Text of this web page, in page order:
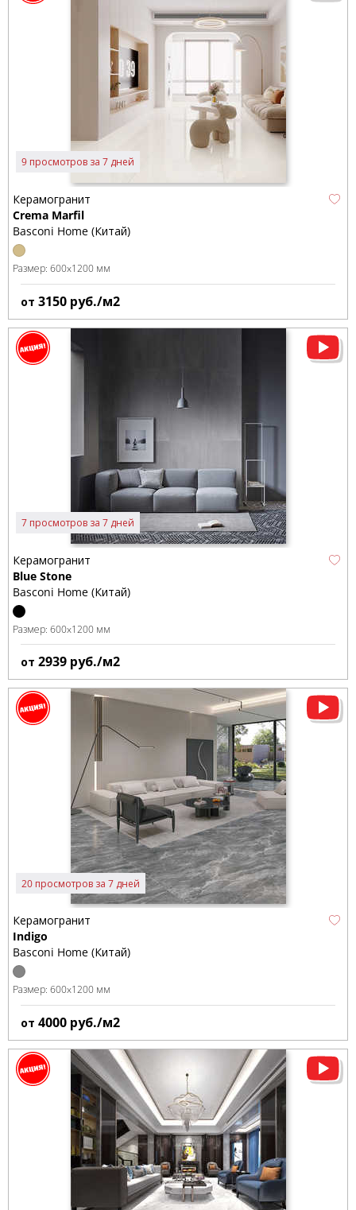
9 просмотров за 7 дней
Керамогранит
Crema Marfil
Basconi Home (Китай)
Размер: 600x1200 мм
от 3150 руб./м2
7 просмотров за 7 дней
Керамогранит
Blue Stone
Basconi Home (Китай)
Размер: 600x1200 мм
от 2939 руб./м2
20 просмотров за 7 дней
Керамогранит
Indigo
Basconi Home (Китай)
Размер: 600x1200 мм
от 4000 руб./м2